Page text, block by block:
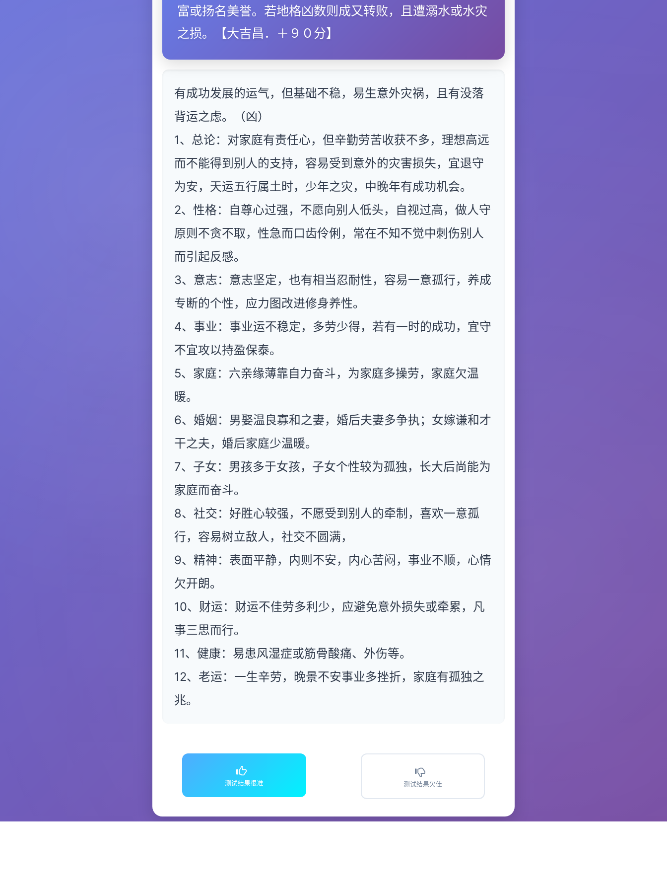
富或扬名美誉。若地格凶数则成又转败，且遭溺水或水灾
之损。【大吉昌．＋９０分】
有成功发展的运气，但基础不稳，易生意外灾祸，且有没落
背运之虑。（凶）
1、总论：对家庭有责任心，但辛勤劳苦收获不多，理想高远
而不能得到别人的支持，容易受到意外的灾害损失，宜退守
为安，天运五行属土时，少年之灾，中晚年有成功机会。
2、性格：自尊心过强，不愿向别人低头，自视过高，做人守
原则不贪不取，性急而口齿伶俐，常在不知不觉中刺伤别人
而引起反感。
3、意志：意志坚定，也有相当忍耐性，容易一意孤行，养成
专断的个性，应力图改进修身养性。
4、事业：事业运不稳定，多劳少得，若有一时的成功，宜守
不宜攻以持盈保泰。
5、家庭：六亲缘薄靠自力奋斗，为家庭多操劳，家庭欠温
暖。
6、婚姻：男娶温良寡和之妻，婚后夫妻多争执；女嫁谦和才
干之夫，婚后家庭少温暖。
7、子女：男孩多于女孩，子女个性较为孤独，长大后尚能为
家庭而奋斗。
8、社交：好胜心较强，不愿受到别人的牵制，喜欢一意孤
行，容易树立敌人，社交不圆满，
9、精神：表面平静，内则不安，内心苦闷，事业不顺，心情
欠开朗。
10、财运：财运不佳劳多利少，应避免意外损失或牵累，凡
事三思而行。
11、健康：易患风湿症或筋骨酸痛、外伤等。
12、老运：一生辛劳，晚景不安事业多挫折，家庭有孤独之
兆。
测试结果很准 测试结果欠佳